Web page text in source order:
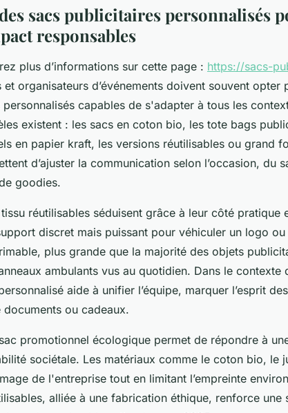
sacs publicitaires personnalisés
responsables
plus d’informations sur cette page : https://sacs-
et organisateurs d’événements doivent souvent opter
capables de s'adapter à tous les
existent : les sacs en coton bio, les tote bags
en papier kraft, les versions réutilisables ou grand
d’ajuster la communication selon l’occasion, du
goodies.
réutilisables séduisent grâce à leur côté pratique
discret mais puissant pour véhiculer un logo ou
plus grande que la majorité des objets
ambulants vus au quotidien. Dans le contexte
aide à unifier l’équipe, marquer l’esprit
ou cadeaux.
promotionnel écologique permet de répondre à
sociétale. Les matériaux comme le coton bio, le
de l'entreprise tout en limitant l’empreinte
alliée à une fabrication éthique, renforce une